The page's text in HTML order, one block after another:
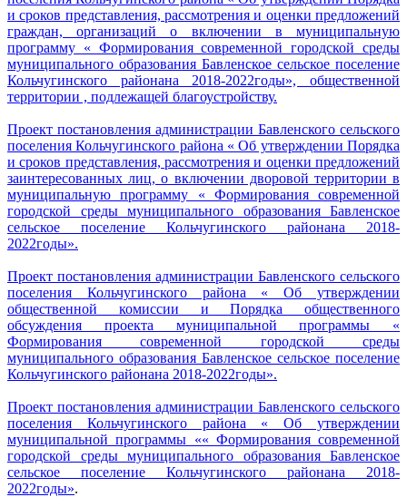
и сроков представления, рассмотрения и оценки предложений
граждан, организаций о включении в муниципальную
программу « Формирования современной городской среды
муниципального образования Бавленское сельское поселение
Кольчугинского районана 2018-2022годы», общественной
территории , подлежащей благоустройству.
Проект постановления администрации Бавленского сельского
поселения Кольчугинского района « Об утверждении Порядка
и сроков представления, рассмотрения и оценки предложений
заинтересованных лиц, о включении дворовой территории в
муниципальную программу « Формирования современной
городской среды муниципального образования Бавленское
сельское поселение Кольчугинского районана 2018-
2022годы».
Проект постановления администрации Бавленского сельского
поселения Кольчугинского района « Об утверждении
общественной комиссии и Порядка общественного
обсуждения проекта муниципальной программы «
Формирования современной городской среды
муниципального образования Бавленское сельское поселение
Кольчугинского районана 2018-2022годы».
Проект постановления администрации Бавленского сельского
поселения Кольчугинского района « Об утверждении
муниципальной программы «« Формирования современной
городской среды муниципального образования Бавленское
сельское поселение Кольчугинского районана 2018-
2022годы».